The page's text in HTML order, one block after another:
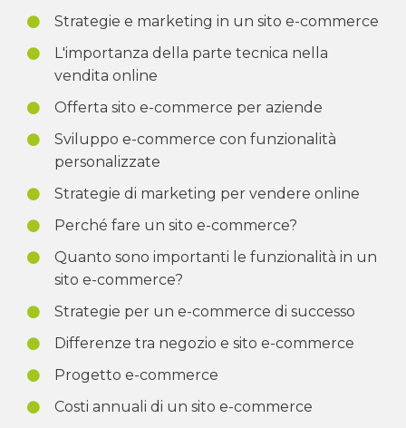
Strategie e marketing in un sito e-commerce
L'importanza della parte tecnica nella
vendita online
Offerta sito e-commerce per aziende
Sviluppo e-commerce con funzionalità
personalizzate
Strategie di marketing per vendere online
Perché fare un sito e-commerce?
Quanto sono importanti le funzionalità in un
sito e-commerce?
Strategie per un e-commerce di successo
Differenze tra negozio e sito e-commerce
Progetto e-commerce
Costi annuali di un sito e-commerce